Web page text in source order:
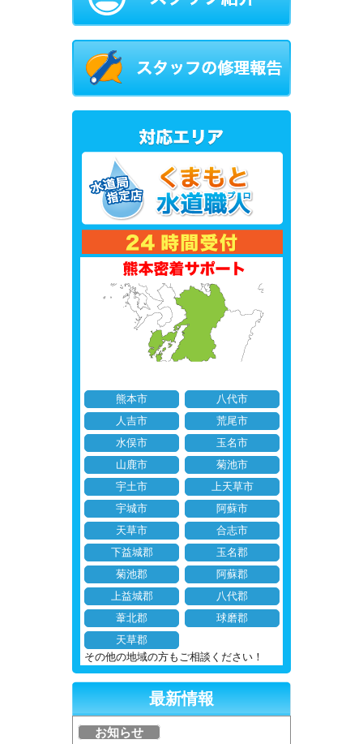
熊本市
八代市
人吉市
荒尾市
水俣市
玉名市
山鹿市
菊池市
宇土市
上天草市
宇城市
阿蘇市
天草市
合志市
下益城郡
玉名郡
菊池郡
阿蘇郡
上益城郡
八代郡
葦北郡
球磨郡
天草郡
その他の地域の方もご相談ください！
最新情報
お知らせ